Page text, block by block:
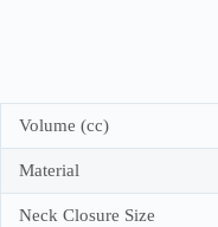
Volume (cc)
Material
Neck Closure Size